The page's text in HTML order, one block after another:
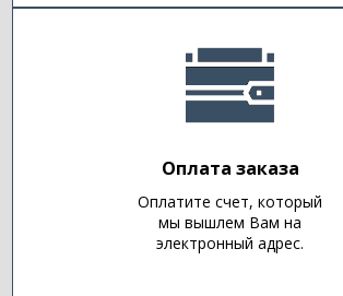
Оплата заказа
Оплатите счет, который
мы вышлем Вам на
электронный адрес.